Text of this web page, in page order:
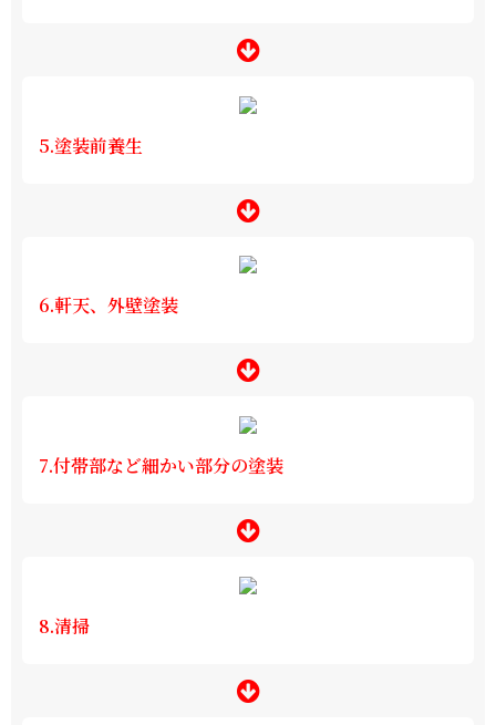
5.塗装前養生
6.軒天、外壁塗装
7.付帯部など細かい部分の塗装
8.清掃